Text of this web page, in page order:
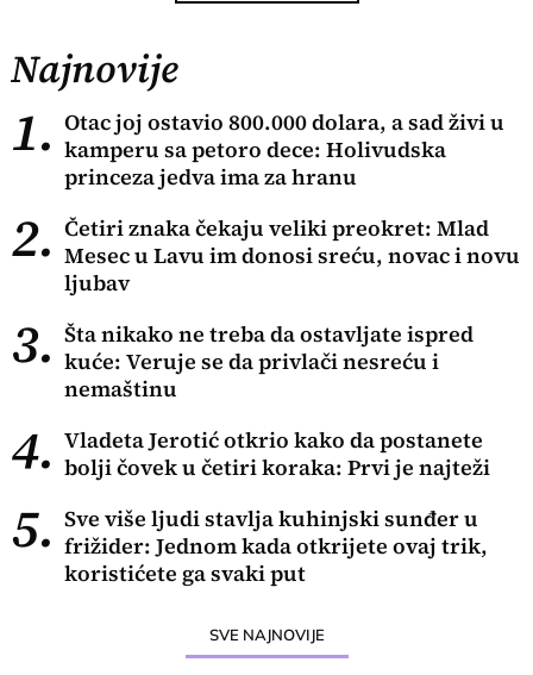
Najnovije
1. Otac joj ostavio 800.000 dolara, a sad živi u
kamperu sa petoro dece: Holivudska
princeza jedva ima za hranu
2. Četiri znaka čekaju veliki preokret: Mlad
Mesec u Lavu im donosi sreću, novac i novu
ljubav
3. Šta nikako ne treba da ostavljate ispred
kuće: Veruje se da privlači nesreću i
nemaštinu
4. Vladeta Jerotić otkrio kako da postanete
bolji čovek u četiri koraka: Prvi je najteži
5. Sve više ljudi stavlja kuhinjski sunđer u
frižider: Jednom kada otkrijete ovaj trik,
koristićete ga svaki put
SVE NAJNOVIJE